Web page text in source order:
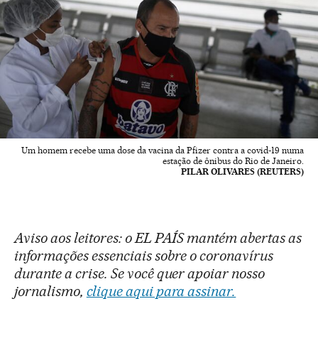
Um homem recebe uma dose da vacina da Pfizer contra a covid-19 numa
estação de ônibus do Rio de Janeiro.
PILAR OLIVARES (REUTERS)
Aviso aos leitores: o EL PAÍS mantém abertas as
informações essenciais sobre o coronavírus
durante a crise. Se você quer apoiar nosso
jornalismo, clique aqui para assinar.